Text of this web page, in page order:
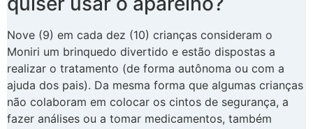
Nove (9) em cada dez (10) crianças consideram o
Moniri um brinquedo divertido e estão dispostas a
realizar o tratamento (de forma autônoma ou com a
ajuda dos pais). Da mesma forma que algumas crianças
não colaboram em colocar os cintos de segurança, a
fazer análises ou a tomar medicamentos, também